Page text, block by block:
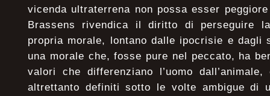
vicenda ultraterrena non possa esser
Brassens rivendica il diritto di perseguire
propria morale, lontano dalle ipocrisie e dagli
una morale che, fosse pure nel peccato, ha
valori che differenziano l’uomo
altrettanto definiti sotto le volte ambigue di